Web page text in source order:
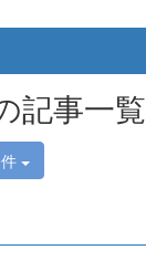
記事一覧